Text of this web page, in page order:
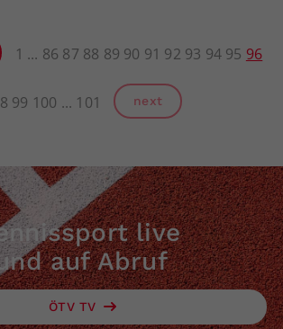
1 86 87 88 89 90 91 92 93 94 95 96
99 100 101 next
live
auf Abruf
ÖTV TV